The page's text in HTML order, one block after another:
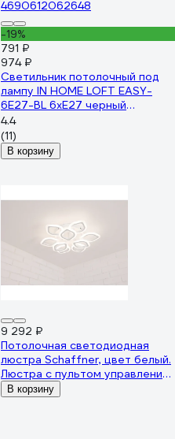
-19%
791 ₽
974 ₽
Светильник потолочный под
лампу IN HOME LOFT EASY-
6E27-BL 6хЕ27 черный
4690612062648
4.4
(11)
В корзину
9 292 ₽
Потолочная светодиодная
люстра Schaffner, цвет белый.
Люстра с пультом управления,
освещение до 18 кв.м,
мощность 126 Вт Sera 2590-9
В корзину